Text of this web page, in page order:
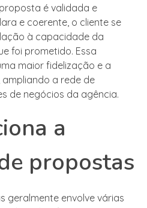
é validada e
e coerente, o cliente se
à capacidade da
foi prometido. Essa
maior fidelização e a
a rede de
de negócios da agência.
a
propostas
geralmente envolve várias